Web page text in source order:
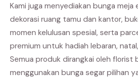
Kami juga menyediakan bunga meja
dekorasi ruang tamu dan kantor,
momen kelulusan spesial, serta
premium untuk hadiah lebaran,
Semua produk dirangkai oleh florist
menggunakan bunga segar pilihan